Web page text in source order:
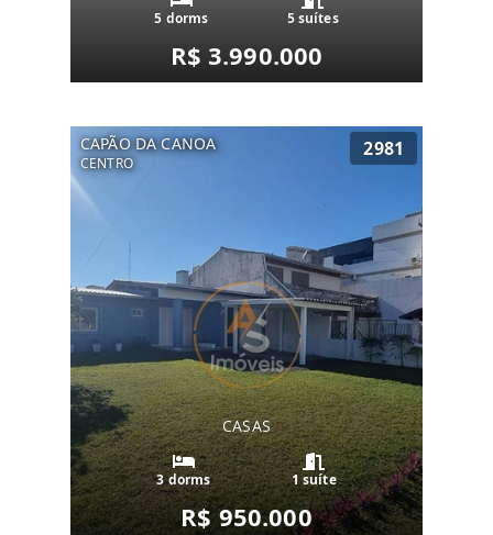
5 dorms 5 suítes
R$ 3.990.000
CAPÃO DA CANOA
CENTRO
2981
CASAS
3 dorms 1 suíte
R$ 950.000